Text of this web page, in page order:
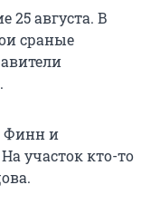
25 августа. В
сраные
Финн и
участок кто-то